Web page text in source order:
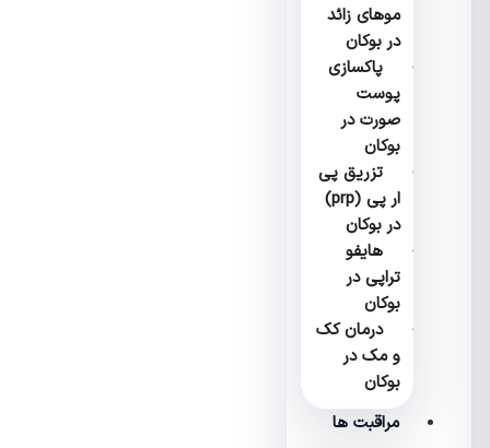
موهای زائد
در بوکان
پاکسازی
پوست
صورت در
بوکان
تزریق پی
ار پی (prp)
در بوکان
هایفو
تراپی در
بوکان
درمان کک
و مک در
بوکان
مراقبت ها